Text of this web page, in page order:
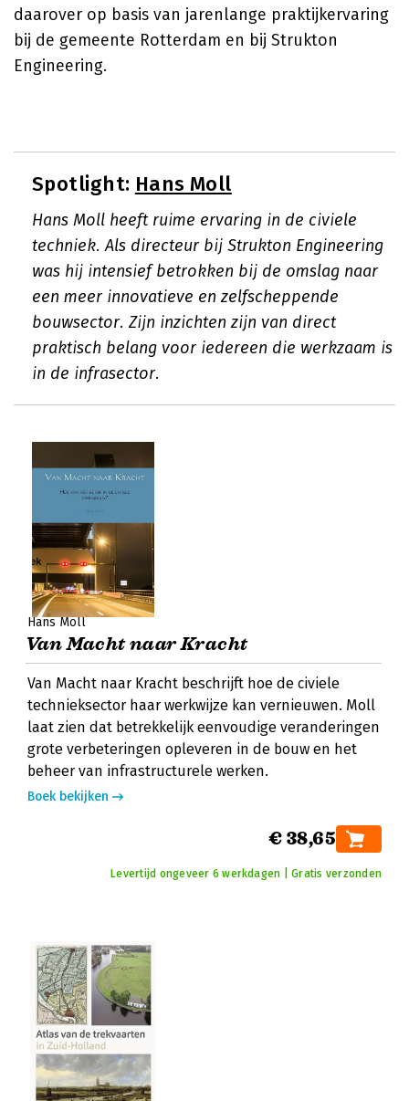
daarover op basis van jarenlange praktijkervaring
bij de gemeente Rotterdam en bij Strukton
Engineering.
Spotlight: Hans Moll
Hans Moll heeft ruime ervaring in de civiele
techniek. Als directeur bij Strukton Engineering
was hij intensief betrokken bij de omslag naar
een meer innovatieve en zelfscheppende
bouwsector. Zijn inzichten zijn van direct
praktisch belang voor iedereen die werkzaam is
in de infrasector.
Hans Moll
Van Macht naar Kracht
Van Macht naar Kracht beschrijft hoe de civiele
technieksector haar werkwijze kan vernieuwen. Moll
laat zien dat betrekkelijk eenvoudige veranderingen
grote verbeteringen opleveren in de bouw en het
beheer van infrastructurele werken.
Boek bekijken
€ 38,65
Levertijd ongeveer 6 werkdagen | Gratis verzonden